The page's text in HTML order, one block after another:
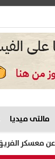
مالتى ميديا
الفريق